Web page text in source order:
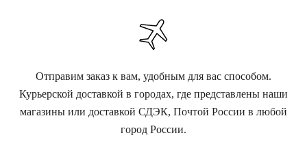
Отправим заказ к вам, удобным для вас способом.
Курьерской доставкой в городах, где представлены наши
магазины или доставкой СДЭК, Почтой России в любой
город России.